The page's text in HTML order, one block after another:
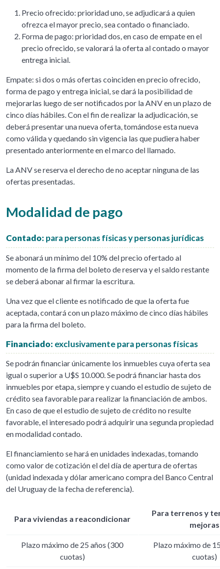
Precio ofrecido: prioridad uno, se adjudicará a quien
ofrezca el mayor precio, sea contado o financiado.
Forma de pago: prioridad dos, en caso de empate en el
precio ofrecido, se valorará la oferta al contado o mayor
entrega inicial.
Empate: si dos o más ofertas coinciden en precio ofrecido,
forma de pago y entrega inicial, se dará la posibilidad de
mejorarlas luego de ser notificados por la ANV en un plazo de
cinco días hábiles. Con el fin de realizar la adjudicación, se
deberá presentar una nueva oferta, tomándose esta nueva
como válida y quedando sin vigencia las que pudiera haber
presentado anteriormente en el marco del llamado.
La ANV se reserva el derecho de no aceptar ninguna de las
ofertas presentadas.
Modalidad de pago
Contado: para personas físicas y personas jurídicas
Se abonará un mínimo del 10% del precio ofertado al
momento de la firma del boleto de reserva y el saldo restante
se deberá abonar al firmar la escritura.
Una vez que el cliente es notificado de que la oferta fue
aceptada, contará con un plazo máximo de cinco días hábiles
para la firma del boleto.
Financiado: exclusivamente para personas físicas
Se podrán financiar únicamente los inmuebles cuya oferta sea
igual o superior a U$S 10.000. Se podrá financiar hasta dos
inmuebles por etapa, siempre y cuando el estudio de sujeto de
crédito sea favorable para realizar la financiación de ambos.
En caso de que el estudio de sujeto de crédito no resulte
favorable, el interesado podrá adquirir una segunda propiedad
en modalidad contado.
El financiamiento se hará en unidades indexadas, tomando
como valor de cotización el del día de apertura de ofertas
(unidad indexada y dólar americano compra del Banco Central
del Uruguay de la fecha de referencia).
Para viviendas a reacondicionar
Para terrenos y
mejoras
Plazo máximo de 25 años (300
cuotas)
Plazo máximo de
cuotas)